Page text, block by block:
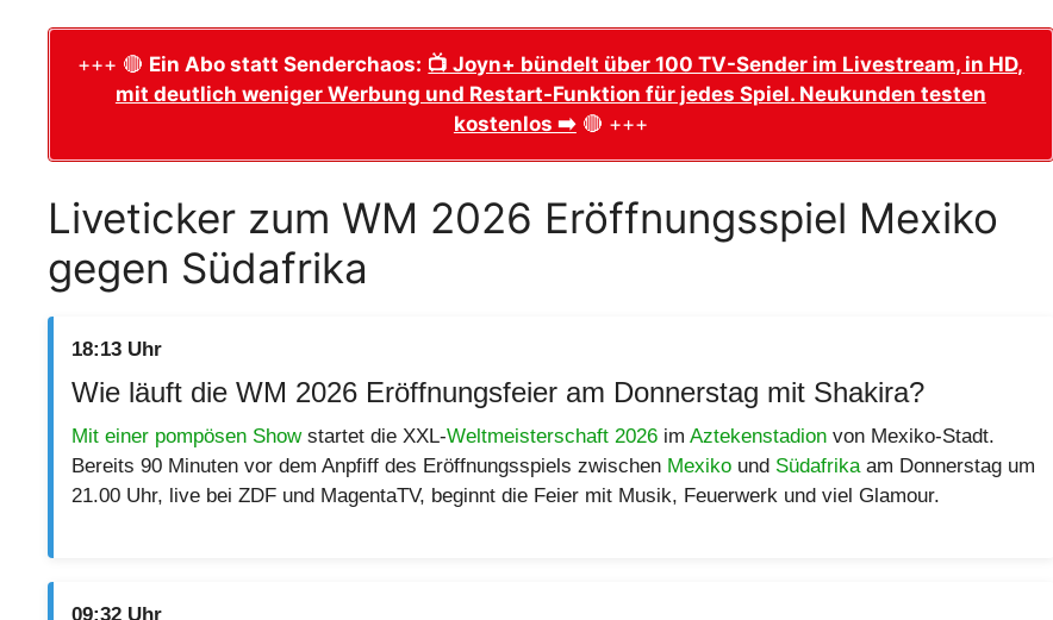
+++ 🔴 Ein Abo statt Senderchaos: 📺 Joyn+ bündelt über 100 TV-Sender im Livestream, in HD,
mit deutlich weniger Werbung und Restart-Funktion für jedes Spiel. Neukunden testen
kostenlos ➡️🔴 +++
Liveticker zum WM 2026 Eröffnungsspiel Mexiko
gegen Südafrika
18:13 Uhr
Wie läuft die WM 2026 Eröffnungsfeier am Donnerstag mit Shakira?
Mit einer pompösen Showstartet die XXL-Weltmeisterschaft 2026 im Aztekenstadion von Mexiko-Stadt.
Bereits 90 Minuten vor dem Anpfiff des Eröffnungsspiels zwischen Mexiko und Südafrika am Donnerstag um
21.00 Uhr, live bei ZDF und MagentaTV, beginnt die Feier mit Musik, Feuerwerk und viel Glamour.
09:32 Uhr